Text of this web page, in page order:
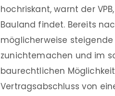
hochriskant, warnt der
Bauland findet. Bereits
möglicherweise
zunichtemachen und im
baurechtlichen
Vertragsabschluss von